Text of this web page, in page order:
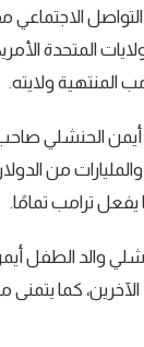
التواصل
المتحدة
المنتهية ولايته.
والمليارات من
يفعل ترامب تمامًا.
والد الطفل أيمن
كما يتمنى